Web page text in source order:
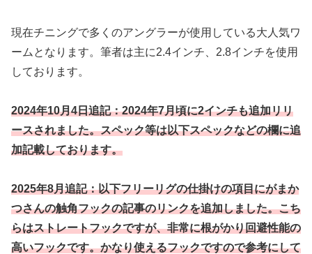
現在チニングで多くのアングラーが使用している大人気ワ
ームとなります。筆者は主に2.4インチ、2.8インチを使用
しております。
2024年10月4日追記：2024年7月頃に2インチも追加リリ
ースされました。スペック等は以下スペックなどの欄に追
加記載しております。
2025年8月追記：以下フリーリグの仕掛けの項目にがまか
つさんの触角フックの記事のリンクを追加しました。こち
らはストレートフックですが、非常に根がかり回避性能の
高いフックです。かなり使えるフックですので参考にして